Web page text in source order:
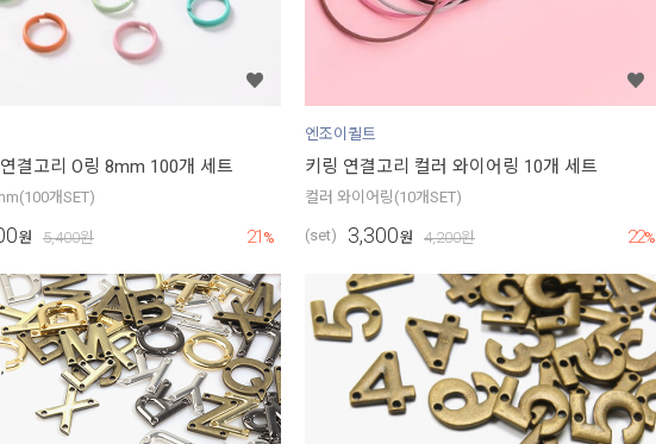
결고리 O링 8mm 100개 세트
개SET)
원 5,400원 21 %
엔조이퀼트
키링 연결고리 컬러 와이어링 10개 세트
컬러 와이어링(10개SET)
(set) 3,300원 4,200원 22%